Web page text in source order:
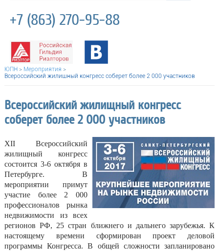
+7 (863) 270-95-88
ЮПН > Мероприятия >
Всероссийский жилищный конгресс соберет более 2 000 участников
Всероссийский жилищный конгресс
соберет более 2 000 участников
XII Всероссийский
жилищный конгресс
состоится 3-6 октября в
Петербурге. В
мероприятии примут
участие более 2 000
профессионалов рынка
недвижимости из всех
регионов РФ, 25 стран ближнего и дальнего зарубежья. К
настоящему времени сформирован проект деловой
программы Конгресса. В общей сложности запланировано